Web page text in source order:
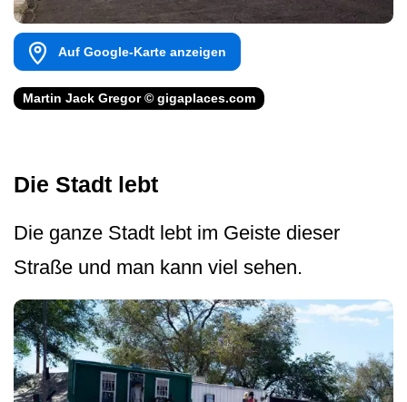
Auf Google-Karte anzeigen
Martin Jack Gregor © gigaplaces.com
Die Stadt lebt
Die ganze Stadt lebt im Geiste dieser
Straße und man kann viel sehen.